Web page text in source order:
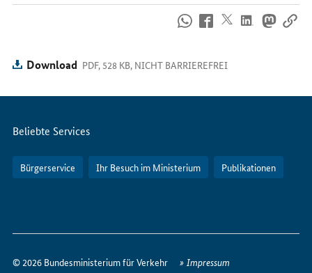
uns
im
Download PDF, 528 KB, NICHT BARRIEREFREI
Servicemenü
Beliebte Services
Bürgerservice Ihr Besuch im Ministerium Publikationen
erreichen
© 2026 Bundesministerium für Verkehr
Impressum